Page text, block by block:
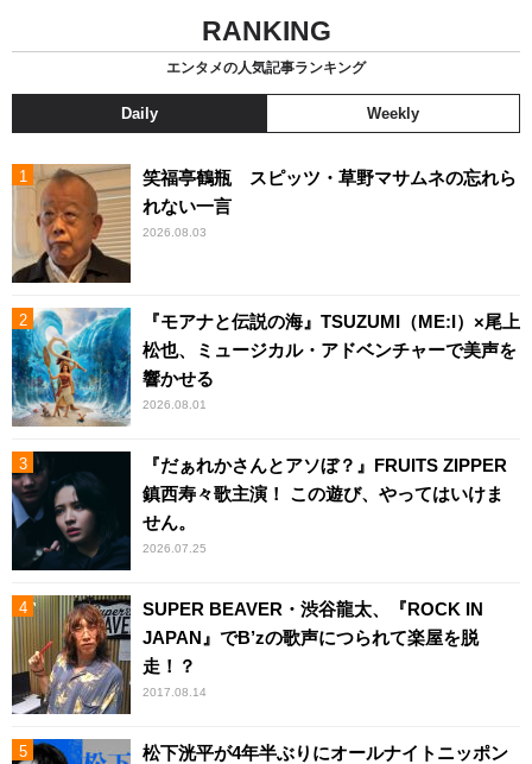
RANKING
エンタメの人気記事ランキング
Daily Weekly
笑福亭鶴瓶 スピッツ・草野マサムネの忘れら
れない一言
2026.08.03
『モアナと伝説の海』TSUZUMI（ME:I）×尾上
松也、ミュージカル・アドベンチャーで美声を
響かせる
2026.08.01
『だぁれかさんとアソぼ？』FRUITS ZIPPER
鎮西寿々歌主演！ この遊び、やってはいけま
せん。
2026.07.25
SUPER BEAVER・渋谷龍太、『ROCK IN
JAPAN』でB’zの歌声につられて楽屋を脱
走！？
2017.08.14
松下洸平が4年半ぶりにオールナイトニッポン